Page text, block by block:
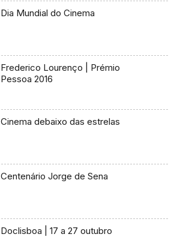
Dia Mundial do Cinema
Frederico Lourenço | Prémio
Pessoa 2016
Cinema debaixo das estrelas
Centenário Jorge de Sena
Doclisboa | 17 a 27 outubro